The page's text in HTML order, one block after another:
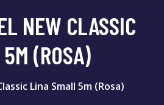
NEW CLASSIC
(ROSA)
Lina Small 5m (Rosa)